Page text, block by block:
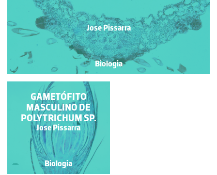
Jose Pissarra
Biologia
ANTERÍDEOS DE
MARCHANTIA SP.
Jose Pissarra
Biologia
GAMETÓFITO
MASCULINO DE
POLYTRICHUM SP.
Jose Pissarra
Biologia